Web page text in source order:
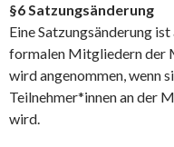
§6 Satzungsänderung
Eine Satzungsänderung
formalen Mitgliedern der
wird angenommen, wenn
Teilnehmer*innen an der
wird.